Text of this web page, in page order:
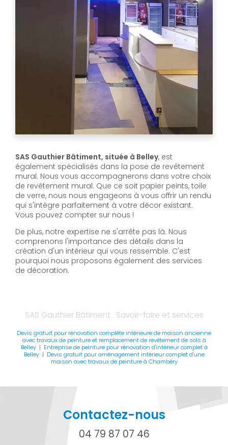
SAS Gauthier Bâtiment, située à Belley, est
également spécialisés dans la pose de revêtement
mural. Nous vous accompagnerons dans votre choix
de revêtement mural. Que ce soit papier peints, toile
de verre, nous nous engageons à vous offrir un rendu
qui s'intègre parfaitement à votre décor existant.
Vous pouvez compter sur nous !
De plus, notre expertise ne s'arrête pas là. Nous
comprenons l'importance des détails dans la
création d'un intérieur qui vous ressemble. C'est
pourquoi nous proposons également des services
de décoration.
SAS Gauthier Bâtiment : Savoir-faire et services
Devis gratuit pour rénovation complète intérieure de maison ancienne
avec travaux de peinture et remplacement de revêtement de sols à
Belley| Entreprise de peinture pour rénovation d'intérieur complet à
Belley| Devis gratuit pour aménagement intérieur complet d'une
maison avec travaux de peinture à Chambéry
Contactez-nous
04 79 87 07 46